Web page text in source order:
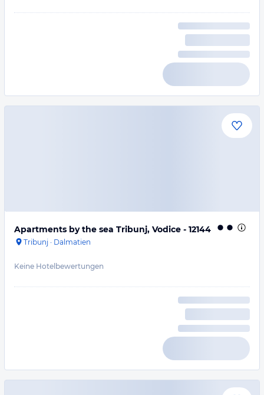
Apartments by the sea Tribunj, Vodice - 12144
Tribunj · Dalmatien
Keine Hotelbewertungen